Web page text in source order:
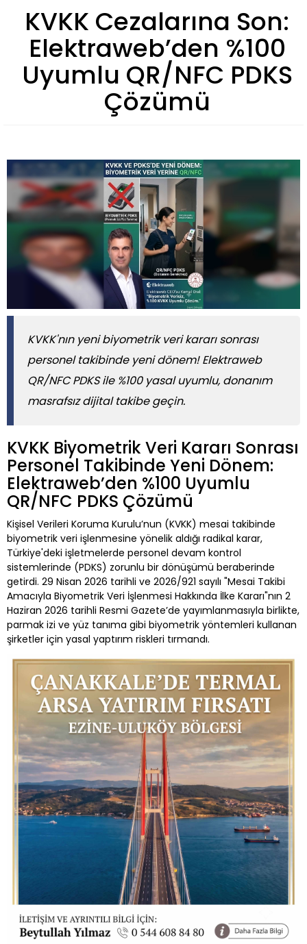
KVKK Cezalarına Son:
Elektraweb’den %100
Uyumlu QR/NFC PDKS
Çözümü
KVKK'nın yeni biyometrik veri kararı sonrası
personel takibinde yeni dönem! Elektraweb
QR/NFC PDKS ile %100 yasal uyumlu, donanım
masrafsız dijital takibe geçin.
KVKK Biyometrik Veri Kararı Sonrası
Personel Takibinde Yeni Dönem:
Elektraweb’den %100 Uyumlu
QR/NFC PDKS Çözümü
Kişisel Verileri Koruma Kurulu’nun (KVKK) mesai takibinde
biyometrik veri işlenmesine yönelik aldığı radikal karar,
Türkiye'deki işletmelerde personel devam kontrol
sistemlerinde (PDKS) zorunlu bir dönüşümü beraberinde
getirdi. 29 Nisan 2026 tarihli ve 2026/921 sayılı "Mesai Takibi
Amacıyla Biyometrik Veri İşlenmesi Hakkında İlke Kararı"nın 2
Haziran 2026 tarihli Resmi Gazete’de yayımlanmasıyla birlikte,
parmak izi ve yüz tanıma gibi biyometrik yöntemleri kullanan
şirketler için yasal yaptırım riskleri tırmandı.